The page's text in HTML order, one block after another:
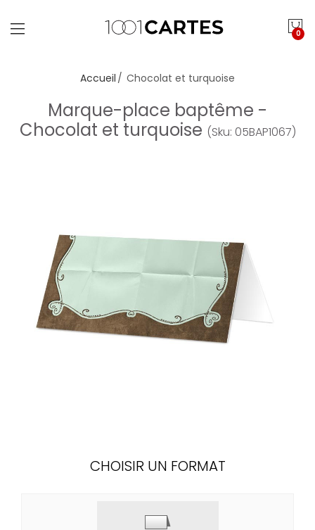
0
Accueil Chocolat et turquoise
Marque-place baptême -
Chocolat et turquoise (Sku: 05BAP1067)
CHOISIR UN FORMAT